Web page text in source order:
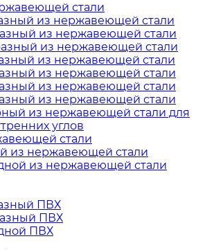
стали
из нержавеющей стали
из нержавеющей стали
из нержавеющей стали
из нержавеющей стали
из нержавеющей стали
из нержавеющей стали
из нержавеющей стали
из нержавеющей стали для
углов
стали
из нержавеющей стали
из нержавеющей стали
ПВХ
ПВХ
ПВХ